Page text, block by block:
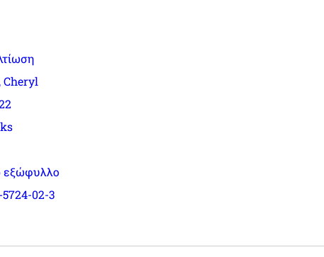
Cheryl
02-3